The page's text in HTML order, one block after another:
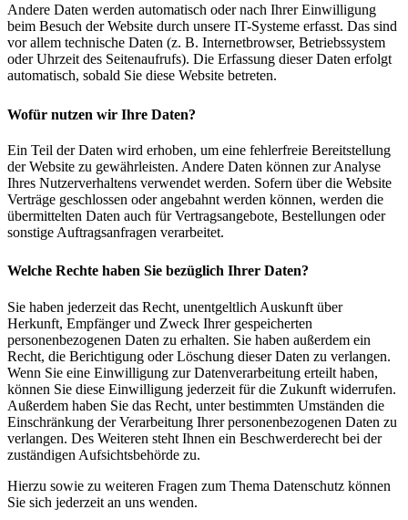
Andere Daten werden automatisch oder nach Ihrer Einwilligung
beim Besuch der Website durch unsere IT-Systeme erfasst. Das sind
vor allem technische Daten (z. B. Internetbrowser, Betriebssystem
oder Uhrzeit des Seitenaufrufs). Die Erfassung dieser Daten erfolgt
automatisch, sobald Sie diese Website betreten.
Wofür nutzen wir Ihre Daten?
Ein Teil der Daten wird erhoben, um eine fehlerfreie Bereitstellung
der Website zu gewährleisten. Andere Daten können zur Analyse
Ihres Nutzerverhaltens verwendet werden. Sofern über die Website
Verträge geschlossen oder angebahnt werden können, werden die
übermittelten Daten auch für Vertragsangebote, Bestellungen oder
sonstige Auftragsanfragen verarbeitet.
Welche Rechte haben Sie bezüglich Ihrer Daten?
Sie haben jederzeit das Recht, unentgeltlich Auskunft über
Herkunft, Empfänger und Zweck Ihrer gespeicherten
personenbezogenen Daten zu erhalten. Sie haben außerdem ein
Recht, die Berichtigung oder Löschung dieser Daten zu verlangen.
Wenn Sie eine Einwilligung zur Datenverarbeitung erteilt haben,
können Sie diese Einwilligung jederzeit für die Zukunft widerrufen.
Außerdem haben Sie das Recht, unter bestimmten Umständen die
Einschränkung der Verarbeitung Ihrer personenbezogenen Daten zu
verlangen. Des Weiteren steht Ihnen ein Beschwerderecht bei der
zuständigen Aufsichtsbehörde zu.
Hierzu sowie zu weiteren Fragen zum Thema Datenschutz können
Sie sich jederzeit an uns wenden.